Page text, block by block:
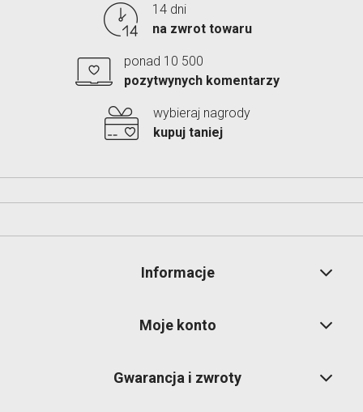
14 dni
na zwrot towaru
ponad 10 500
pozytwynych komentarzy
wybieraj nagrody
kupuj taniej
Informacje
Moje konto
Gwarancja i zwroty